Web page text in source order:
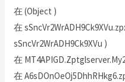
在 (Object )
在
sSncVr2WrADH9Ck9XVu )
在
在